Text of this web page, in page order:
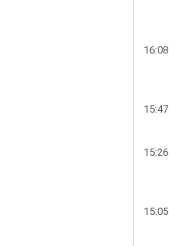
16:08
15:47
15:26
15:05